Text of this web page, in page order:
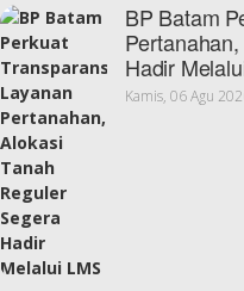
BP Batam
Hadir
Kamis, 06 Agu